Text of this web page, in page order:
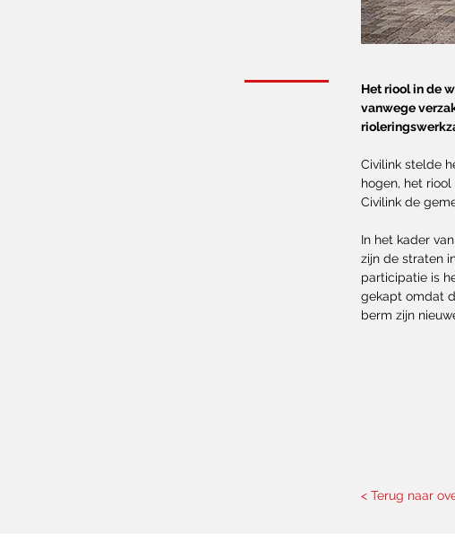
Het riool in de
vanwege
Civilink stelde
hogen, het
Civilink de
In het kader
zijn de straten
participatie is
gekapt omdat
berm zijn
< Terug naar